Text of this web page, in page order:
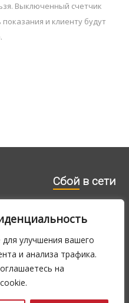
улучшения вашего
и анализа трафика.
на
Выключенный счетчик
и клиенту будут
Cбой в сети
715 0188